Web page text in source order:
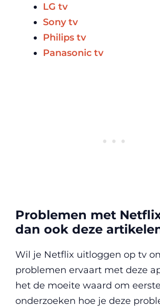
LG tv
Sony tv
Philips tv
Panasonic tv
Problemen met
dan ook deze
Wil je Netflix uitloggen op tv
problemen ervaart met deze
het de moeite waard om
onderzoeken hoe je deze